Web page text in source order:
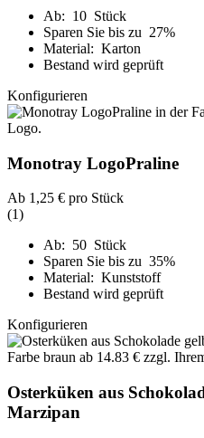
Ab: 10 Stück
Sparen Sie bis zu 27%
Material: Karton
Bestand wird geprüft
Konfigurieren
Monotray LogoPraline
Ab 1,25 € pro Stück
(1)
Ab: 50 Stück
Sparen Sie bis zu 35%
Material: Kunststoff
Bestand wird geprüft
Konfigurieren
Osterküken aus
Marzipan